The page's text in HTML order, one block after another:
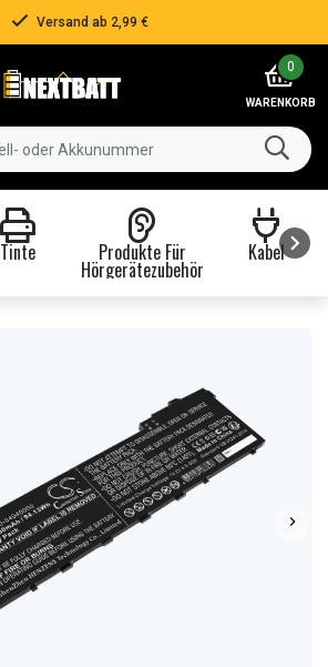
Versand ab 2,99 €
0
WARENKORB
Tinte Produkte Für
Hörgerätezubehör
Kabel